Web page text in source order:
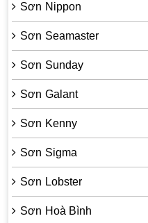
Sơn Nippon
Sơn Seamaster
Sơn Sunday
Sơn Galant
Sơn Kenny
Sơn Sigma
Sơn Lobster
Sơn Hoà Bình